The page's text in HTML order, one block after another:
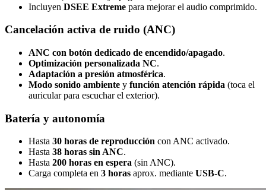
Incluyen DSEE Extreme para mejorar el audio comprimido.
Cancelación activa de ruido (ANC)
ANC con botón dedicado de encendido/apagado.
Optimización personalizada NC.
Adaptación a presión atmosférica.
Modo sonido ambiente y función atención rápida (toca el
auricular para escuchar el exterior).
Batería y autonomía
Hasta 30 horas de reproducción con ANC activado.
Hasta 38 horas sin ANC.
Hasta 200 horas en espera (sin ANC).
Carga completa en 3 horas aprox. mediante USB-C.